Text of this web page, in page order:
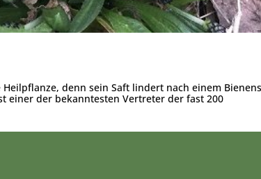
denn sein Saft lindert nach einem
einer der bekanntesten Vertreter der fast 200